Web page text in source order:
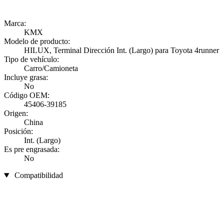
Marca:
KMX
Modelo de producto:
HILUX, Terminal Dirección Int. (Largo) para Toyota 4runner
Tipo de vehículo:
Carro/Camioneta
Incluye grasa:
No
Código OEM:
45406-39185
Origen:
China
Posición:
Int. (Largo)
Es pre engrasada:
No
Compatibilidad